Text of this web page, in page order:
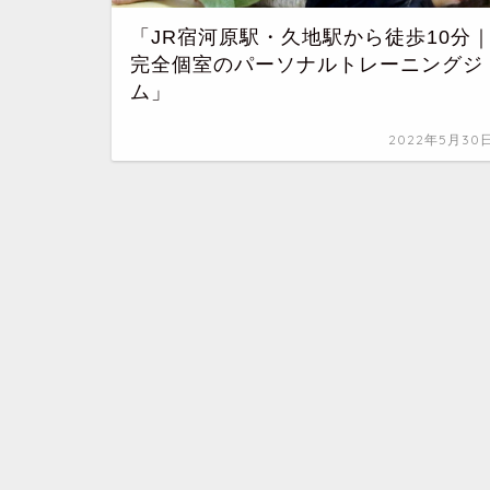
「JR宿河原駅・久地駅から徒歩10分
完全個室のパーソナルトレーニングジ
ム」
2022年5月30